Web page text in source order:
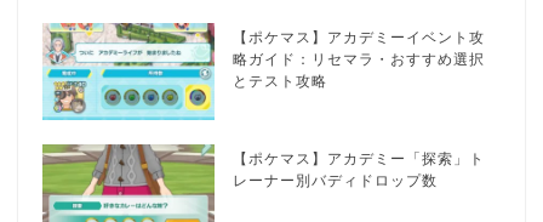
【ポケマス】アカデミーイベント攻
略ガイド：リセマラ・おすすめ選択
とテスト攻略
【ポケマス】アカデミー「探索」ト
レーナー別バディドロップ数